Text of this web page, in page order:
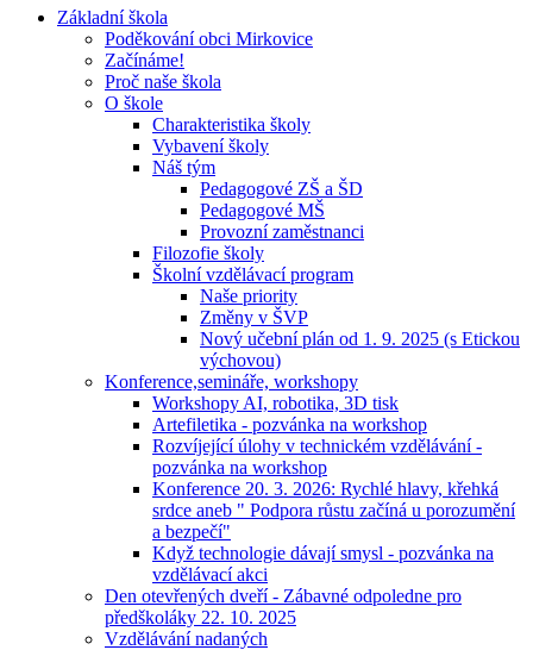
Základní škola
Poděkování obci Mirkovice
Začínáme!
Proč naše škola
O škole
Charakteristika školy
Vybavení školy
Náš tým
Pedagogové ZŠ a ŠD
Pedagogové MŠ
Provozní zaměstnanci
Filozofie školy
Školní vzdělávací program
Naše priority
Změny v ŠVP
Nový učební plán od 1. 9. 2025 (s Etickou
výchovou)
Konference,semináře, workshopy
Workshopy AI, robotika, 3D tisk
Artefiletika - pozvánka na workshop
Rozvíjející úlohy v technickém vzdělávání -
pozvánka na workshop
Konference 20. 3. 2026: Rychlé hlavy, křehká
srdce aneb " Podpora růstu začíná u porozumění
a bezpečí"
Když technologie dávají smysl - pozvánka na
vzdělávací akci
Den otevřených dveří - Zábavné odpoledne pro
předškoláky 22. 10. 2025
Vzdělávání nadaných